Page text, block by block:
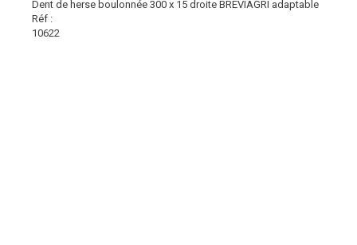
Dent de herse boulonnée 300 x 15 droite BREVIAGRI adaptable
Réf :
10622